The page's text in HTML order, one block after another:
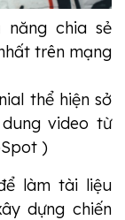
năng chia sẻ
trên mạng
thể hiện sở
video từ
)
làm tài liệu
dựng chiến